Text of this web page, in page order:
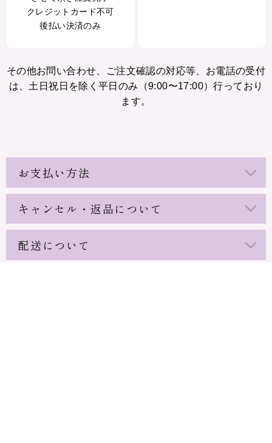
クレジットカード不可
後払い決済のみ
その他お問い合わせ、ご注文確認の対応等、お電話の受付
は、土日祝日を除く平日のみ（9:00〜17:00）行っており
ます。
お支払い方法
キャンセル・返品について
配送について